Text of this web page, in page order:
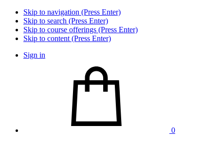
Skip to navigation (Press Enter)
Skip to search (Press Enter)
Skip to course offerings (Press Enter)
Skip to content (Press Enter)
Sign in
0